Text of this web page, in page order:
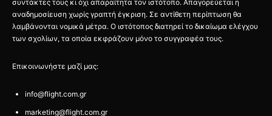
συντάκτες τους κι όχι απαραίτητα τον ιστότοπο. Απαγορεύεται η
αναδημοσίευση χωρίς γραπτή έγκριση. Σε αντίθετη περίπτωση θα
λαμβάνονται νομικά μέτρα. Ο ιστότοπος διατηρεί το δικαίωμα ελέγχου
των σχολίων, τα οποία εκφράζουν μόνο το συγγραφέα τους.
Επικοινωνήστε μαζί μας:
info@flight.com.gr
marketing@flight.com.gr